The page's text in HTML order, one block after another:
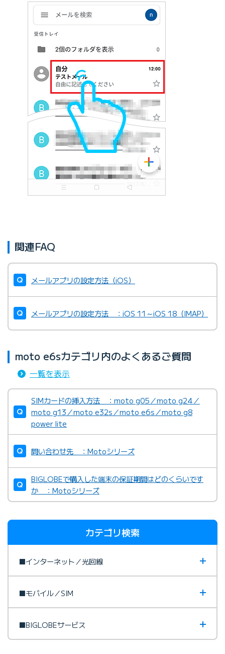
関連FAQ
メールアプリの設定方法（iOS）
メールアプリの設定方法 ：iOS 11～iOS 18（IMAP）
moto e6sカテゴリ内のよくあるご質問
一覧を表示
SIMカードの挿入方法 ：moto g05／moto g24／
moto g13／moto e32s／moto e6s／moto g8
power lite
問い合わせ先 ：Motoシリーズ
BIGLOBEで購入した端末の保証期間はどのくらいです
か ：Motoシリーズ
カテゴリ検索
■インターネット／光回線
■モバイル／SIM
■BIGLOBEサービス